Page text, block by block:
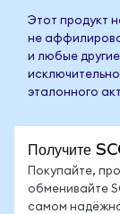
Этот продукт
не
и любые
эталонного
Получите
Покупайте,
обменивайте
самом